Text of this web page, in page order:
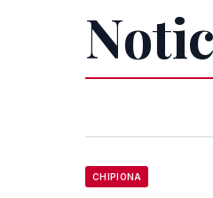
CHIPIONA